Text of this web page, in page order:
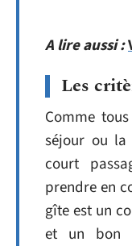
A lire aussi :
Les
Comme
séjour ou la
court
prendre en
gîte est un
et un bon